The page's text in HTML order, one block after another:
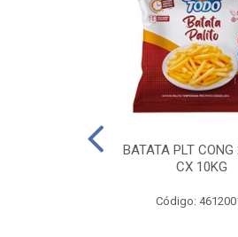
BATATA PLT CONG
CX 10KG
Código: